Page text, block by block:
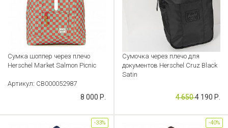
Сумка шоппер через плечо
Herschel Market Salmon Picnic
Артикул: CB000052987
8 000 Р.
Сумочка через плечо для
документов Herschel Cruz Black
Satin
Артикул: CB000052945
4 6504 190 Р.
-33% -40%